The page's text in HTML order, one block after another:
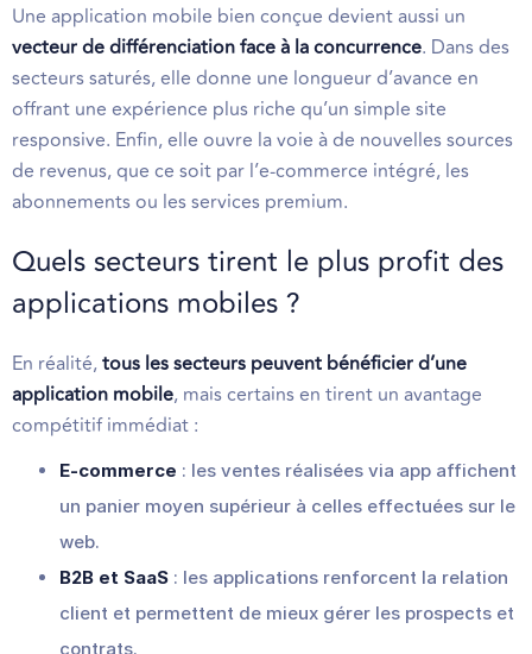
Une application mobile bien conçue devient aussi un
vecteur de différenciation face à la concurrence. Dans des
secteurs saturés, elle donne une longueur d’avance en
offrant une expérience plus riche qu’un simple site
responsive. Enfin, elle ouvre la voie à de nouvelles sources
de revenus, que ce soit par l’e-commerce intégré, les
abonnements ou les services premium.
Quels secteurs tirent le plus profit des
applications mobiles ?
En réalité,tous les secteurs peuvent bénéficier d’une
application mobile, mais certains en tirent un avantage
compétitif immédiat :
E-commerce : les ventes réalisées via app affichent
un panier moyen supérieur à celles effectuées sur le
web.
B2B et SaaS : les applications renforcent la relation
client et permettent de mieux gérer les prospects et
contrats.